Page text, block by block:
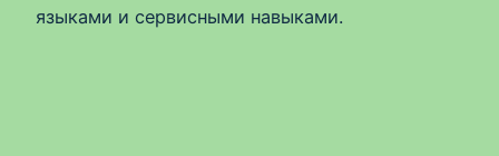
языками и сервисными навыками.